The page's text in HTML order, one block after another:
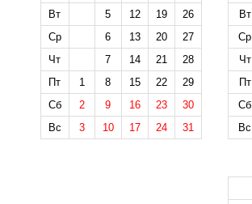
Вт
5 12 19
26
Ср
6 13 20
27
Чт
7 14 21
28
Пт
1 8 15 22
29
Сб
2 9 16 23
30
Вс
3 10 17 24 31
Вт
Ср
Чт
Пт
Сб
Вс